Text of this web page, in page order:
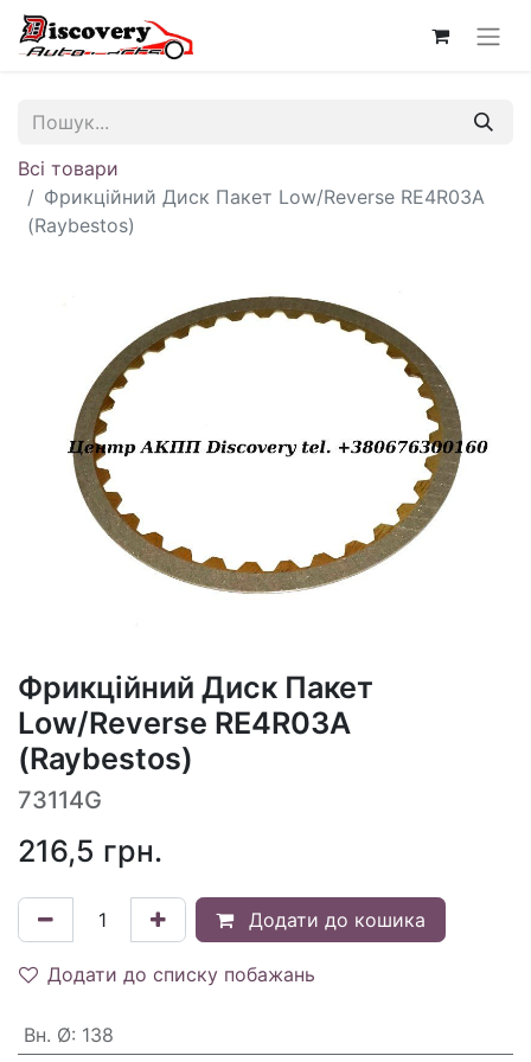
Всі товари
Фрикційний Диск Пакет Low/Reverse RE4R03A
(Raybestos)
Фрикційний Диск Пакет
Low/Reverse RE4R03A
(Raybestos)
73114G
216,5 грн.
Додати до кошика
Додати до списку побажань
Вн. Ø: 138